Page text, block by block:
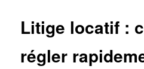
Litige locatif :
régler